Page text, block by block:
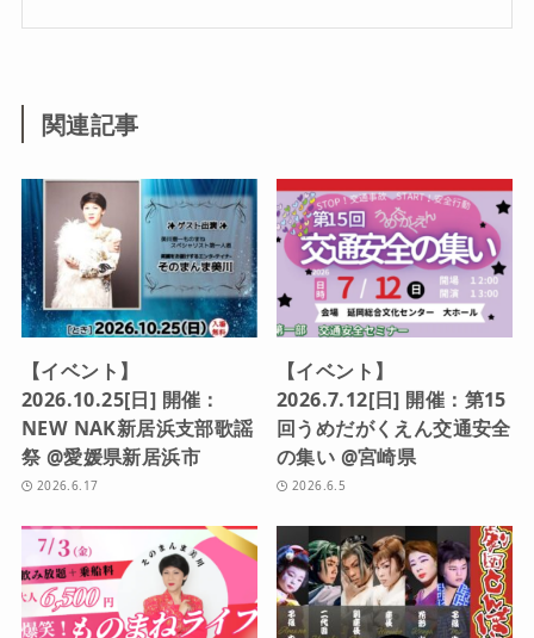
関連記事
【イベント】
2026.10.25[日] 開催：
NEW NAK新居浜支部歌謡
祭 @愛媛県新居浜市
2026.6.17
【イベント】
2026.7.12[日] 開催：第15
回うめだがくえん交通安全
の集い @宮崎県
2026.6.5